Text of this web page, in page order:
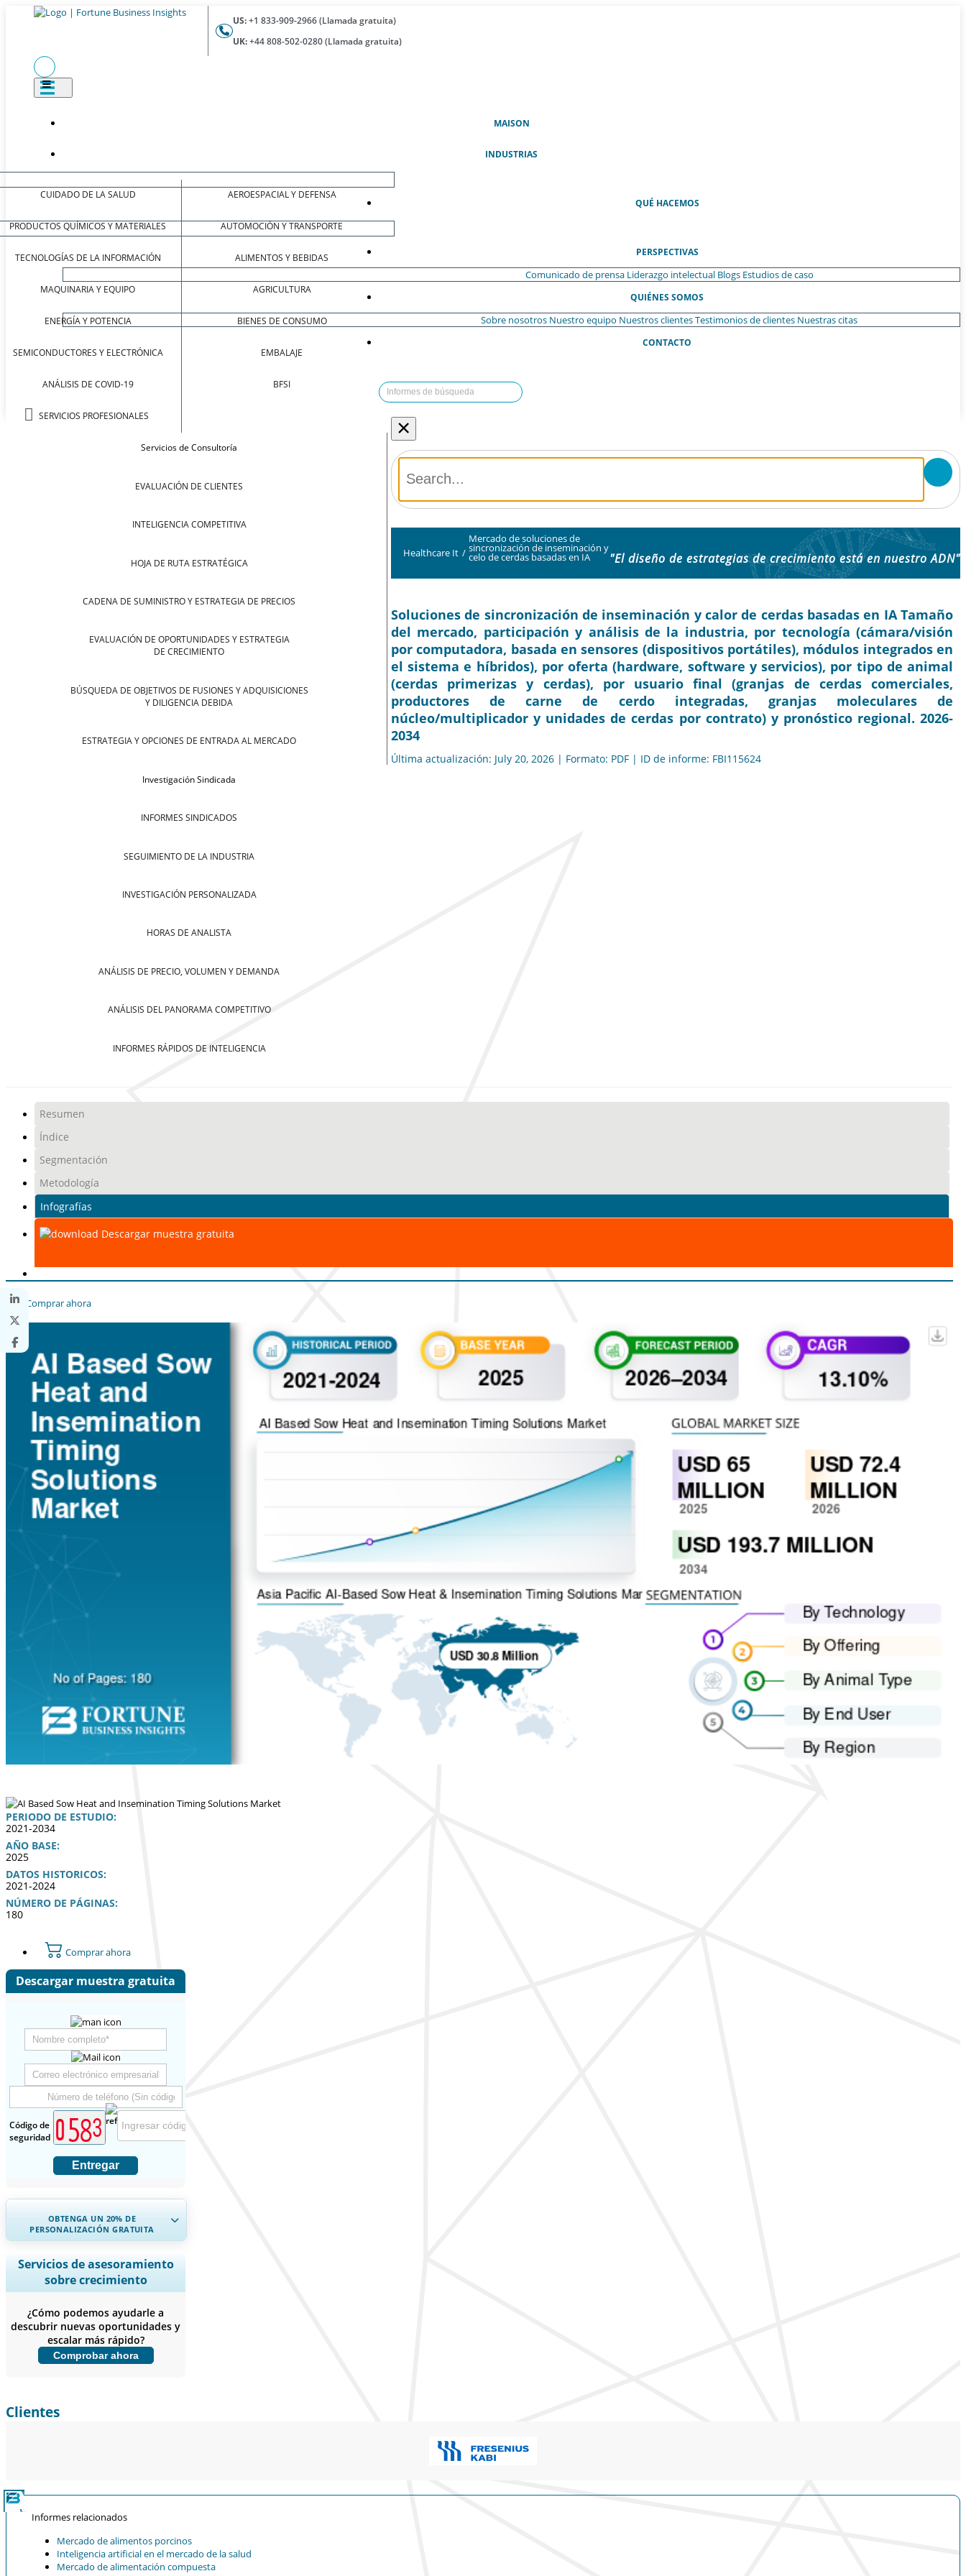
US:+1 833-909-2966 (Llamada gratuita)
UK:+44 808-502-0280 (Llamada gratuita)
MAISON(ACTUAL)
INDUSTRIAS
CUIDADO DE LA SALUD
PRODUCTOS QUÍMICOS Y MATERIALES
TECNOLOGÍAS DE LA INFORMACIÓN
MAQUINARIA Y EQUIPO
ENERGÍA Y POTENCIA
SEMICONDUCTORES Y ELECTRÓNICA
ANÁLISIS DE COVID-19
SERVICIOS PROFESIONALES
AEROESPACIAL Y DEFENSA
AUTOMOCIÓN Y TRANSPORTE
ALIMENTOS Y BEBIDAS
AGRICULTURA
BIENES DE CONSUMO
EMBALAJE
BFSI
QUÉ HACEMOS
Servicios de Consultoría
EVALUACIÓN DE CLIENTES
INTELIGENCIA COMPETITIVA
HOJA DE RUTA ESTRATÉGICA
CADENA DE SUMINISTRO Y ESTRATEGIA DE PRECIOS
EVALUACIÓN DE OPORTUNIDADES Y ESTRATEGIA
DE CRECIMIENTO
BÚSQUEDA DE OBJETIVOS DE FUSIONES Y ADQUISICIONES
Y DILIGENCIA DEBIDA
ESTRATEGIA Y OPCIONES DE ENTRADA AL MERCADO
Investigación Sindicada
INFORMES SINDICADOS
SEGUIMIENTO DE LA INDUSTRIA
INVESTIGACIÓN PERSONALIZADA
HORAS DE ANALISTA
ANÁLISIS DE PRECIO, VOLUMEN Y DEMANDA
ANÁLISIS DEL PANORAMA COMPETITIVO
INFORMES RÁPIDOS DE INTELIGENCIA
PERSPECTIVAS
Comunicado de prensa Liderazgo intelectual Blogs Estudios de caso
QUIÉNES SOMOS
Sobre nosotros Nuestro equipo Nuestros clientesTestimonios de clientes Nuestras citas
CONTACTO
×
Healthcare It /
Mercado de soluciones de
sincronización de inseminación y
celo de cerdas basadas en IA "El diseño de estrategias de crecimiento está en nuestro ADN"
Soluciones de sincronización de inseminación y calor de cerdas basadas en IA Tamaño
del mercado, participación y análisis de la industria, por tecnología (cámara/visión
por computadora, basada en sensores (dispositivos portátiles), módulos integrados en
el sistema e híbridos), por oferta (hardware, software y servicios), por tipo de animal
(cerdas primerizas y cerdas), por usuario final (granjas de cerdas comerciales,
productores de carne de cerdo integradas, granjas moleculares de
núcleo/multiplicador y unidades de cerdas por contrato) y pronóstico regional. 2026-
2034
Última actualización: July 20, 2026 | Formato: PDF | ID de informe: FBI115624
Resumen
Índice
Segmentación
Metodología
Infografías
Descargar muestra gratuita
Comprar ahora
PERIODO DE ESTUDIO:
2021-2034
AÑO BASE:
2025
DATOS HISTORICOS:
2021-2024
NÚMERO DE PÁGINAS:
180
Comprar ahora
Descargar muestra gratuita
Código de
seguridad
Entregar
OBTENGA UN 20% DE
PERSONALIZACIÓN GRATUITA
Ampliar la cobertura regional y por
país, Análisis de segmentos, Perfiles
de empresas, Benchmarking
usuario final.
Personalizar ahora
Servicios de asesoramiento
sobre crecimiento
¿Cómo podemos ayudarle a
descubrir nuevas oportunidades y
escalar más rápido?
Comprobar ahora
Clientes
Informes relacionados
Mercado de alimentos porcinos
Inteligencia artificial en el mercado de la salud
Mercado de alimentación compuesta